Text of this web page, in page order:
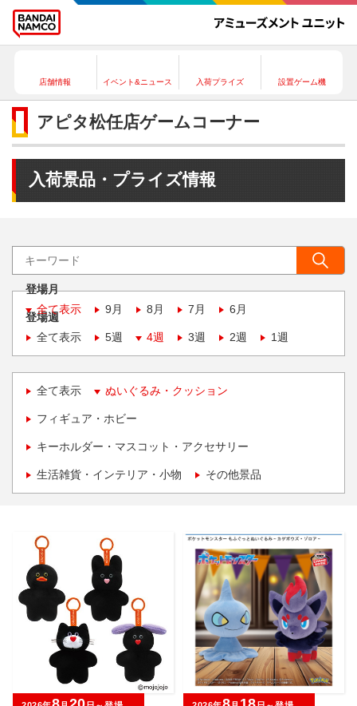
店舗情報 イベント&ニュース 入荷プライズ 設置ゲーム機
アピタ松任店ゲームコーナー
入荷景品・プライズ情報
登場月
全て表示
9月 8月 7月 6月
登場週
全て表示
5週 4週 3週 2週 1週
全て表示 ぬいぐるみ・クッション
フィギュア・ホビー
キーホルダー・マスコット・アクセサリー
生活雑貨・インテリア・小物 その他景品